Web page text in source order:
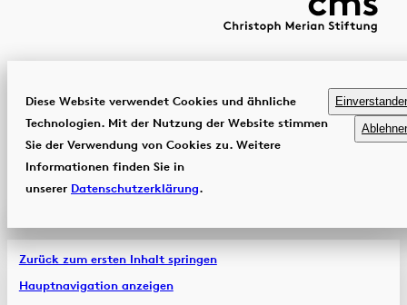
Diese Website verwendet Cookies und ähnliche
Technologien. Mit der Nutzung der Website stimmen
Sie der Verwendung von Cookies zu. Weitere
Informationen finden Sie in
unserer Datenschutzerklärung.
Zurück zum ersten Inhalt springen
Hauptnavigation anzeigen